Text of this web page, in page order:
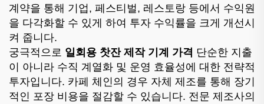
계약을 통해 기업, 페스티벌, 레스토랑 등에서 수익원
을 다각화할 수 있게 하여 투자 수익률을 크게 개선시
켜 줍니다.
궁극적으로 일회용 찻잔 제작 기계 가격 단순한 지출
이 아니라 수직 계열화 및 운영 효율성에 대한 전략적
투자입니다. 카페 체인의 경우 자체 제조를 통해 장기
적인 포장 비용을 절감할 수 있습니다. 전문 제조사의